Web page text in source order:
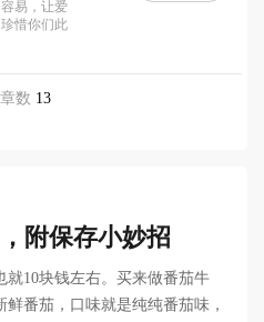
易，让爱
惜你们此
数 13
附保存小妙招
10块钱左右。买来做番茄牛
番茄，口味就是纯纯番茄味，